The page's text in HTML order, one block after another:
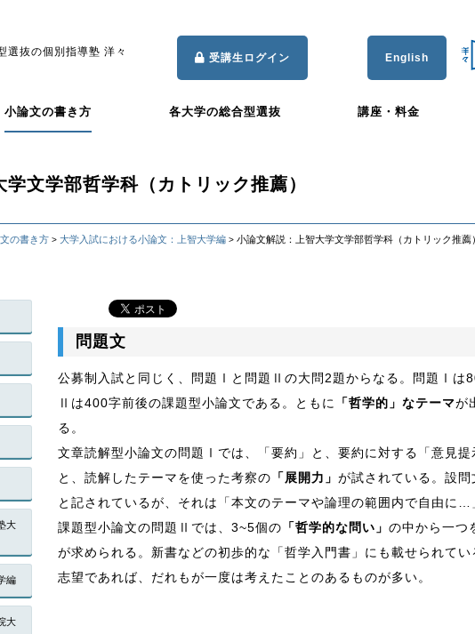
選抜の個別指導塾 洋々 受講生ログイン English
小論文の書き方 各大学の総合型選抜 講座・料金
文学部哲学科（カトリック推薦）
の書き方 > 大学入試における小論文：上智大学編 > 小論文解説：上智大学文学部哲学科（カトリック推薦
問題文
公募制入試と同じく、問題Ⅰと問題Ⅱの大問2題からなる。問題Ⅰは
Ⅱは400字前後の課題型小論文である。ともに
「哲学的」なテーマが
る。
文章読解型小論文の問題Ⅰでは、「要約」と、要約に対する「意見
と、読解したテーマを使った考察の 「展開力」 が試されている。設
と記されているが、それは「本文のテーマや論理の範囲内で自由に
課題型小論文の問題Ⅱでは、3~5個の 「哲学的な問い」 の中から一つ
が求められる。新書などの初歩的な「哲学入門書」にも載せられて
志望であれば、だれもが一度は考えたことのあるものが多い。
大
編
大